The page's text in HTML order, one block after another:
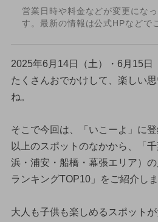
営業日時や料金などが変更にな
す。最新の情報は公式HPなどで
2025年6月14日（土）・6月15日
たくさんおでかけして、楽しい
ね。
そこで今回は、「いこーよ」に
以上のスポットのなかから、「
浜・浦安・船橋・幕張エリア）
ランキングTOP10」をご紹介しま
大人も子供も楽しめるスポット